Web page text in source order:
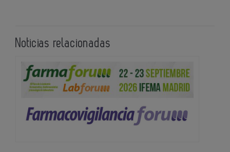
Noticias relacionadas